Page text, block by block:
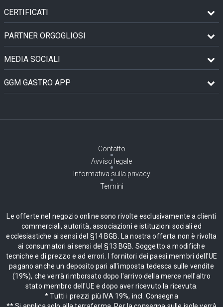
CERTIFICATI
PARTNER ORGOGLIOSI
MEDIA SOCIALI
GGM GASTRO APP
Contatto
Avviso legale
Informativa sulla privacy
Termini
Le offerte nel negozio online sono rivolte esclusivamente a clienti
commerciali, autorità, associazioni e istituzioni sociali ed
ecclesiastiche ai sensi del §14 BGB. La nostra offerta non è rivolta
ai consumatori ai sensi del §13 BGB. Soggetto a modifiche
tecniche e di prezzo e ad errori. I fornitori dei paesi membri dell'UE
pagano anche un deposito pari all'imposta tedesca sulle vendite
(19%), che verrà rimborsato dopo l'arrivo della merce nell'altro
stato membro dell'UE e dopo aver ricevuto la ricevuta.
* Tutti i prezzi più IVA 19%, incl. Consegna